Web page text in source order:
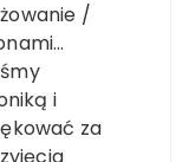
/
i
za